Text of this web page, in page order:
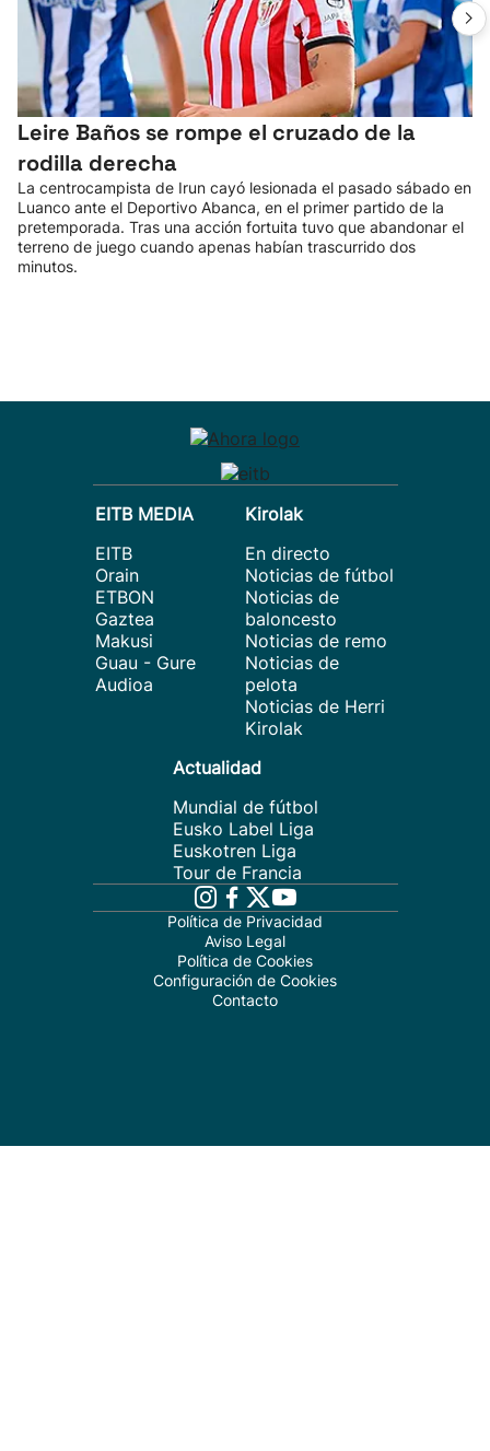
Leire Baños se rompe el cruzado de la
rodilla derecha
La centrocampista de Irun cayó lesionada el pasado sábado en
Luanco ante el Deportivo Abanca, en el primer partido de la
pretemporada. Tras una acción fortuita tuvo que abandonar el
terreno de juego cuando apenas habían trascurrido dos
minutos.
EITB MEDIA
EITB
Orain
ETBON
Gaztea
Makusi
Guau - Gure
Audioa
Kirolak
En directo
Noticias de fútbol
Noticias de
baloncesto
Noticias de remo
Noticias de
pelota
Noticias de Herri
Kirolak
Actualidad
Mundial de fútbol
Eusko Label Liga
Euskotren Liga
Tour de Francia
Política de Privacidad
Aviso Legal
Política de Cookies
Configuración de Cookies
Contacto